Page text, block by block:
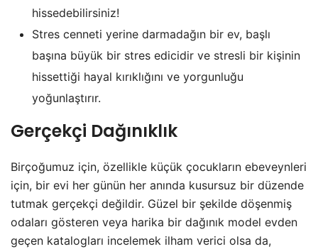
hissedebilirsiniz!
Stres cenneti yerine darmadağın bir ev, başlı
başına büyük bir stres edicidir ve stresli bir kişinin
hissettiği hayal kırıklığını ve yorgunluğu
yoğunlaştırır.
Gerçekçi Dağınıklık
Birçoğumuz için, özellikle küçük çocukların ebeveynleri
için, bir evi her günün her anında kusursuz bir düzende
tutmak gerçekçi değildir. Güzel bir şekilde döşenmiş
odaları gösteren veya harika bir dağınık model evden
geçen katalogları incelemek ilham verici olsa da,